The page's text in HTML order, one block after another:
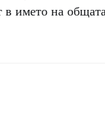
в името на